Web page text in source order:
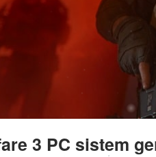
3 PC sistem